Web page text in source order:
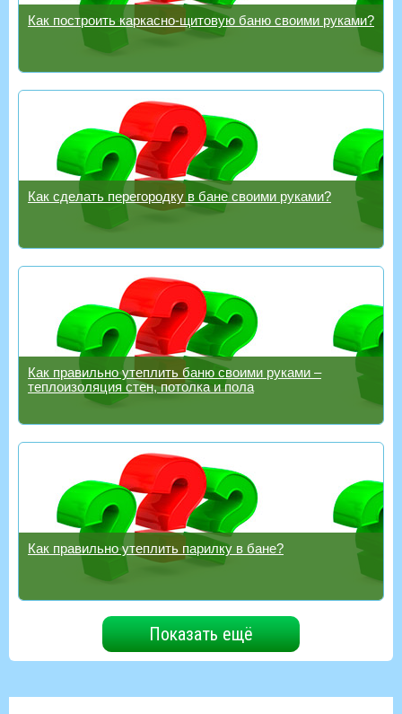
Как построить каркасно-щитовую баню своими руками?
Как сделать перегородку в бане своими руками?
Как правильно утеплить баню своими руками –
теплоизоляция стен, потолка и пола
Как правильно утеплить парилку в бане?
Показать ещё